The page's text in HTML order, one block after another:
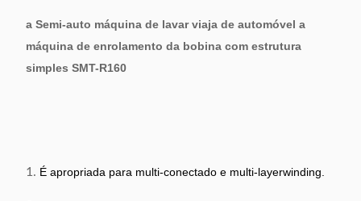
a Semi-auto máquina de lavar viaja de automóvel a
máquina de enrolamento da bobina com estrutura
simples SMT-R160
1. É apropriada para multi-conectado e multi-layerwinding.